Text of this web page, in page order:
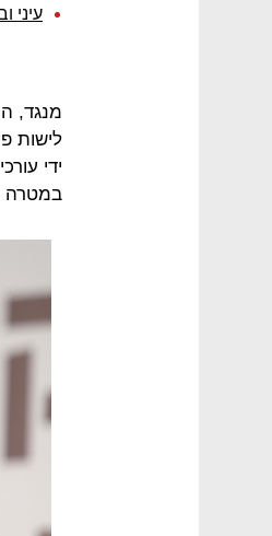
עיני
מנגד,
לישות
ידי
במטרה